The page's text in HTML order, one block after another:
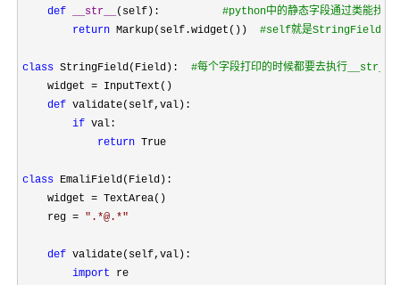
def
__str__ (self): #python中的静态字段通过类能找到
return Markup(self.widget()) #self就是StringField，
class StringField(Field): #每个字段打印的时候都要去执行__str__
    widget =
InputText()
def validate(self,val):
if val:
return True
class EmaliField(Field):
    widget
= TextArea()
    reg
= " .*@.*"
def validate(self,val):
import re